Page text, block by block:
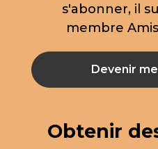
s'abonner, il
membre
Devenir
Obtenir